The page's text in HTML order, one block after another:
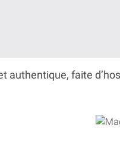
authentique, faite